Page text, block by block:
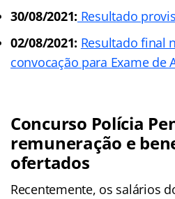
30/08/2021: Resultado
02/08/2021: Resultado final
convocação para Exame de
Concurso Polícia
remuneração e
ofertados
Recentemente, os salários